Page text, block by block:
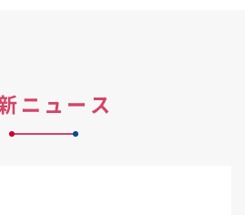
ニュース